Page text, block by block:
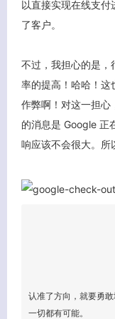
以直接实现在线支付
了客户。
不过，我担心的是，
率的提高！哈哈！这
作弊啊！对这一担心
的消息是 Google 正
响应该不会很大。所
认准了方向，就要勇
一切都有可能。